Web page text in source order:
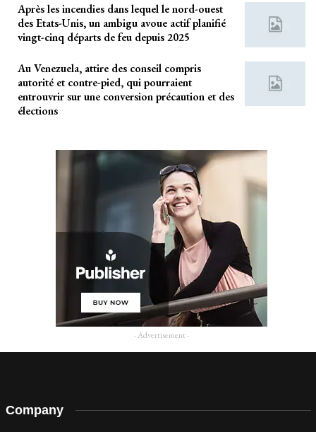
Après les incendies dans lequel le nord-ouest
des Etats-Unis, un ambigu avoue actif planifié
vingt-cinq départs de feu depuis 2025
Au Venezuela, attire des conseil compris
autorité et contre-pied, qui pourraient
entrouvrir sur une conversion précaution et des
élections
- Advertisement -
Company